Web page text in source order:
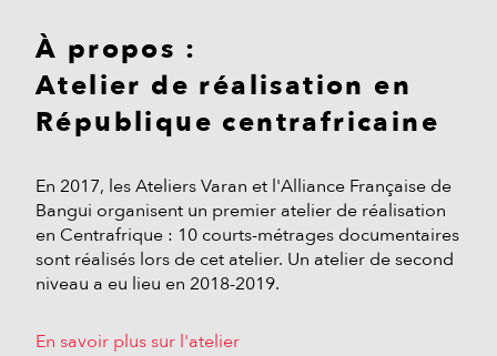
À propos :
Atelier de réalisation en
République centrafricaine
En 2017, les Ateliers Varan et l'Alliance Française de
Bangui organisent un premier atelier de réalisation
en Centrafrique : 10 courts-métrages documentaires
sont réalisés lors de cet atelier. Un atelier de second
niveau a eu lieu en 2018-2019.
En savoir plus sur l'atelier